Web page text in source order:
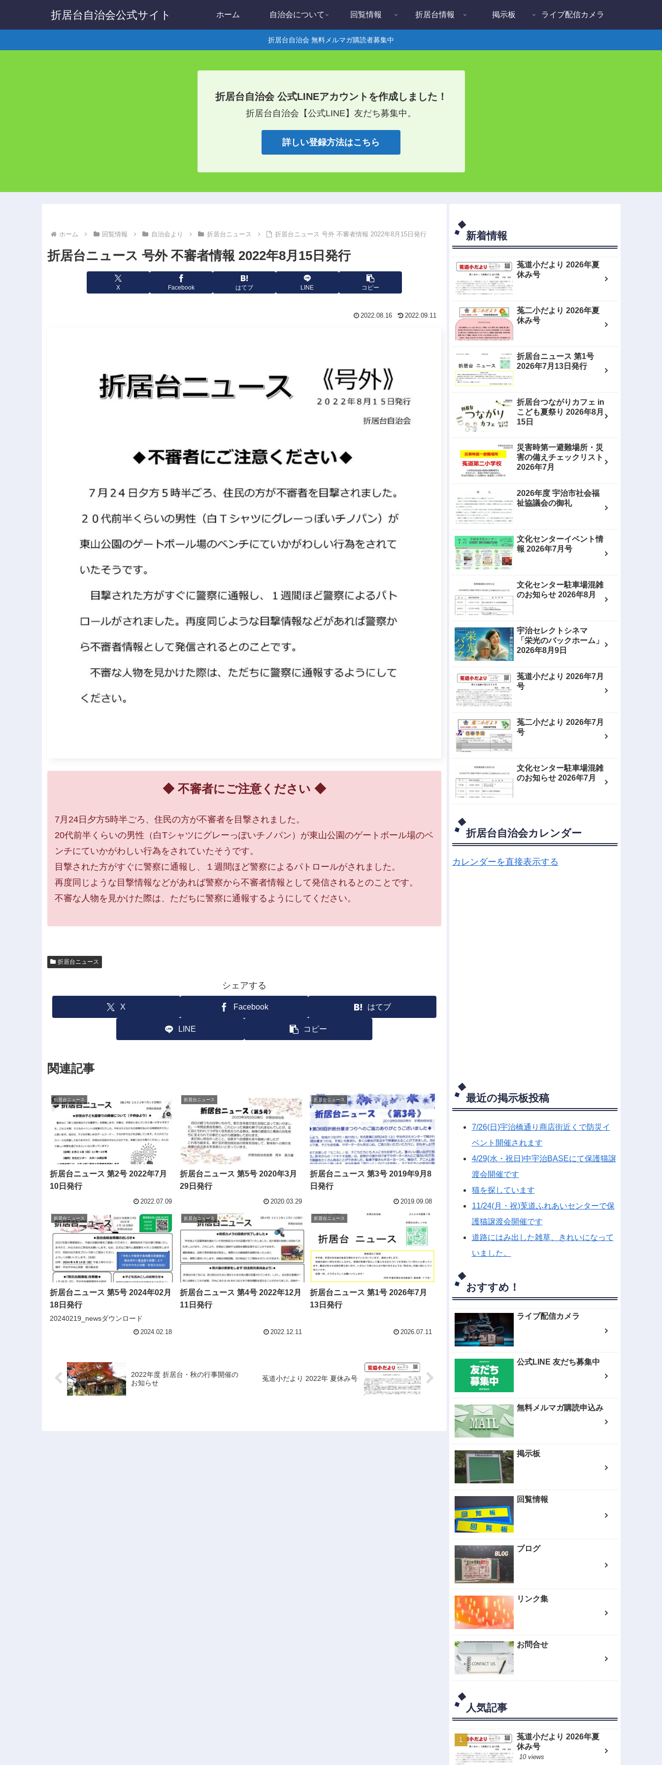
折居台自治会公式サイト ホーム 自治会について 回覧情報 折居台情報 掲示板 ライブ配信カメラ
折居台自治会 無料メルマガ購読者募集中
折居台自治会 公式LINEアカウントを作成しました！
折居台自治会【公式LINE】友だち募集中。
詳しい登録方法はこちら
ホーム 回覧情報 自治会より 折居台ニュース 折居台ニュース 号外 不審者情報 2022年8月15日発行
折居台ニュース 号外 不審者情報 2022年8月15日発行
X Facebook はてブ LINE コピー
2022.08.16 2022.09.11
◆ 不審者にご注意ください ◆
7月24日夕方5時半ごろ、住民の方が不審者を目撃されました。
20代前半くらいの男性（白Tシャツにグレーっぽいチノパン）が東山公園のゲートボール場のベ
ンチにていかがわしい行為をされていたそうです。
目撃された方がすぐに警察に通報し、１週間ほど警察によるパトロールがされました。
再度同じような目撃情報などがあれば警察から不審者情報として発信されるとのことです。
不審な人物を見かけた際は、ただちに警察に通報するようにしてください。
折居台ニュース
シェアする
X Facebook はてブ
LINE コピー
関連記事
折居台ニュース
折居台ニュース 第2号 2022年7月
10日発行
2022.07.09
折居台ニュース
折居台ニュース 第5号 2020年3月
29日発行
2020.03.29
折居台ニュース
折居台ニュース 第3号 2019年9月8
日発行
2019.09.08
折居台ニュース
折居台ニュース 第5号 2024年02月
18日発行
20240219_newsダウンロード
2024.02.18
折居台ニュース
折居台ニュース 第4号 2022年12月
11日発行
2022.12.11
折居台ニュース
折居台ニュース 第1号 2026年7月
13日発行
2026.07.11
2022年度 折居台・秋の行事開催の
お知らせ
菟道小だより 2022年 夏休み号
新着情報
菟道小だより 2026年夏
休み号
菟二小だより 2026年夏
休み号
折居台ニュース 第1号
2026年7月13日発行
折居台つながりカフェ in
こども夏祭り 2026年8月
15日
災害時第一避難場所・災
害の備えチェックリスト
2026年7月
2026年度 宇治市社会福
祉協議会の御礼
文化センターイベント情
報 2026年7月号
文化センター駐車場混雑
のお知らせ 2026年8月
宇治セレクトシネマ
「栄光のバックホーム」
2026年8月9日
菟道小だより 2026年7月
号
菟二小だより 2026年7月
号
文化センター駐車場混雑
のお知らせ 2026年7月
折居台自治会カレンダー
カレンダーを直接表示する
最近の掲示板投稿
7/26(日)宇治橋通り商店街近くで防災イ
ベント開催されます
4/29(水・祝日)中宇治BASEにて保護猫譲
渡会開催です
猫を探しています
11/24(月・祝)莵道ふれあいセンターで保
護猫譲渡会開催です
道路にはみ出した雑草、きれいになって
いました。
おすすめ！
ライブ配信カメラ
公式LINE 友だち募集中
無料メルマガ購読申込み
掲示板
回覧情報
ブログ
リンク集
お問合せ
人気記事
菟道小だより 2026年夏
休み号
10 views